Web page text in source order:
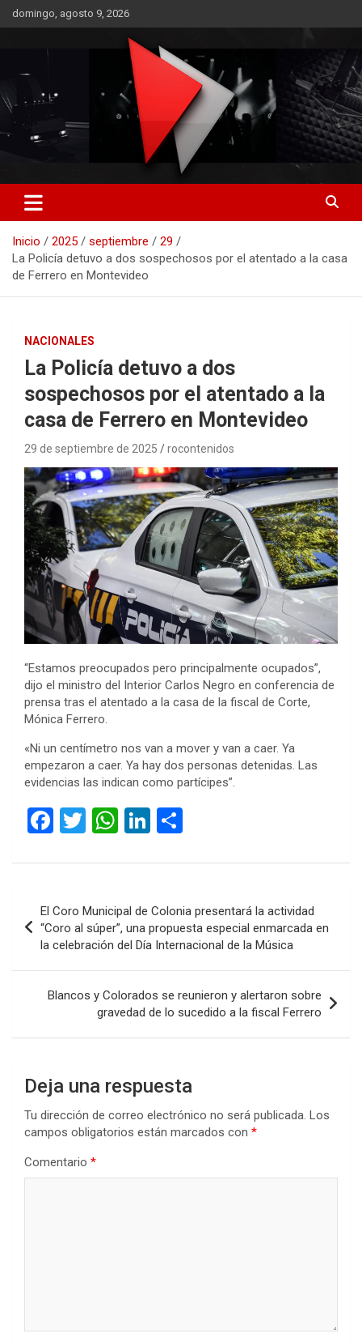
Saltar
al
domingo, agosto 9, 2026
RO CONTENIDOS
Inicio 2025 septiembre
29
La Policía detuvo a dos sospechosos por el atentado a la casa
de Ferrero en Montevideo
NACIONALES
La Policía detuvo a dos
sospechosos por el atentado a la
casa de Ferrero en Montevideo
29 de septiembre de 2025 rocontenidos
“Estamos preocupados pero principalmente ocupados”,
dijo el ministro del Interior Carlos Negro en conferencia de
prensa tras el atentado a la casa de la fiscal de Corte,
Mónica Ferrero.
«Ni un centímetro nos van a mover y van a caer. Ya
empezaron a caer. Ya hay dos personas detenidas. Las
evidencias las indican como partícipes”.
F
ce
b
o
o
k
T
tt
er
W
at
s
A
p
p
Li
ke
dI
n
m
p
ar
tir
de
entradas
El Coro Municipal de Colonia presentará la actividad
“Coro al súper”, una propuesta especial enmarcada en
la celebración del Día Internacional de la Música
Blancos y Colorados se reunieron y alertaron sobre
gravedad de lo sucedido a la fiscal Ferrero
Deja una respuesta
Tu dirección de correo electrónico no será publicada. Los
campos obligatorios están marcados con *
Comentario *